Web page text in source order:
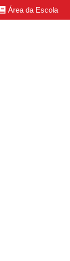
Área da Escola